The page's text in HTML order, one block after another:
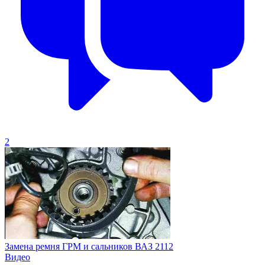
2
Замена ремня ГРМ и сальников ВАЗ 2112
Видео